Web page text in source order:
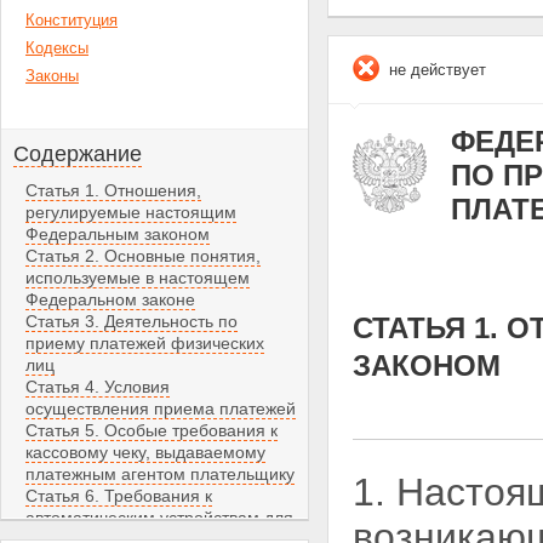
Конституция
Кодексы
Законы
Содержание
Статья 1. Отношения,
регулируемые настоящим
Федеральным законом
Статья 2. Основные понятия,
используемые в настоящем
Федеральном законе
Статья 3. Деятельность по
приему платежей физических
лиц
Статья 4. Условия
осуществления приема платежей
Статья 5. Особые требования к
кассовому чеку, выдаваемому
платежным агентом плательщику
Статья 6. Требования к
автоматическим устройствам для
не действует
ПО
СТАТЬЯ 1.
ЗАКОНОМ
1.